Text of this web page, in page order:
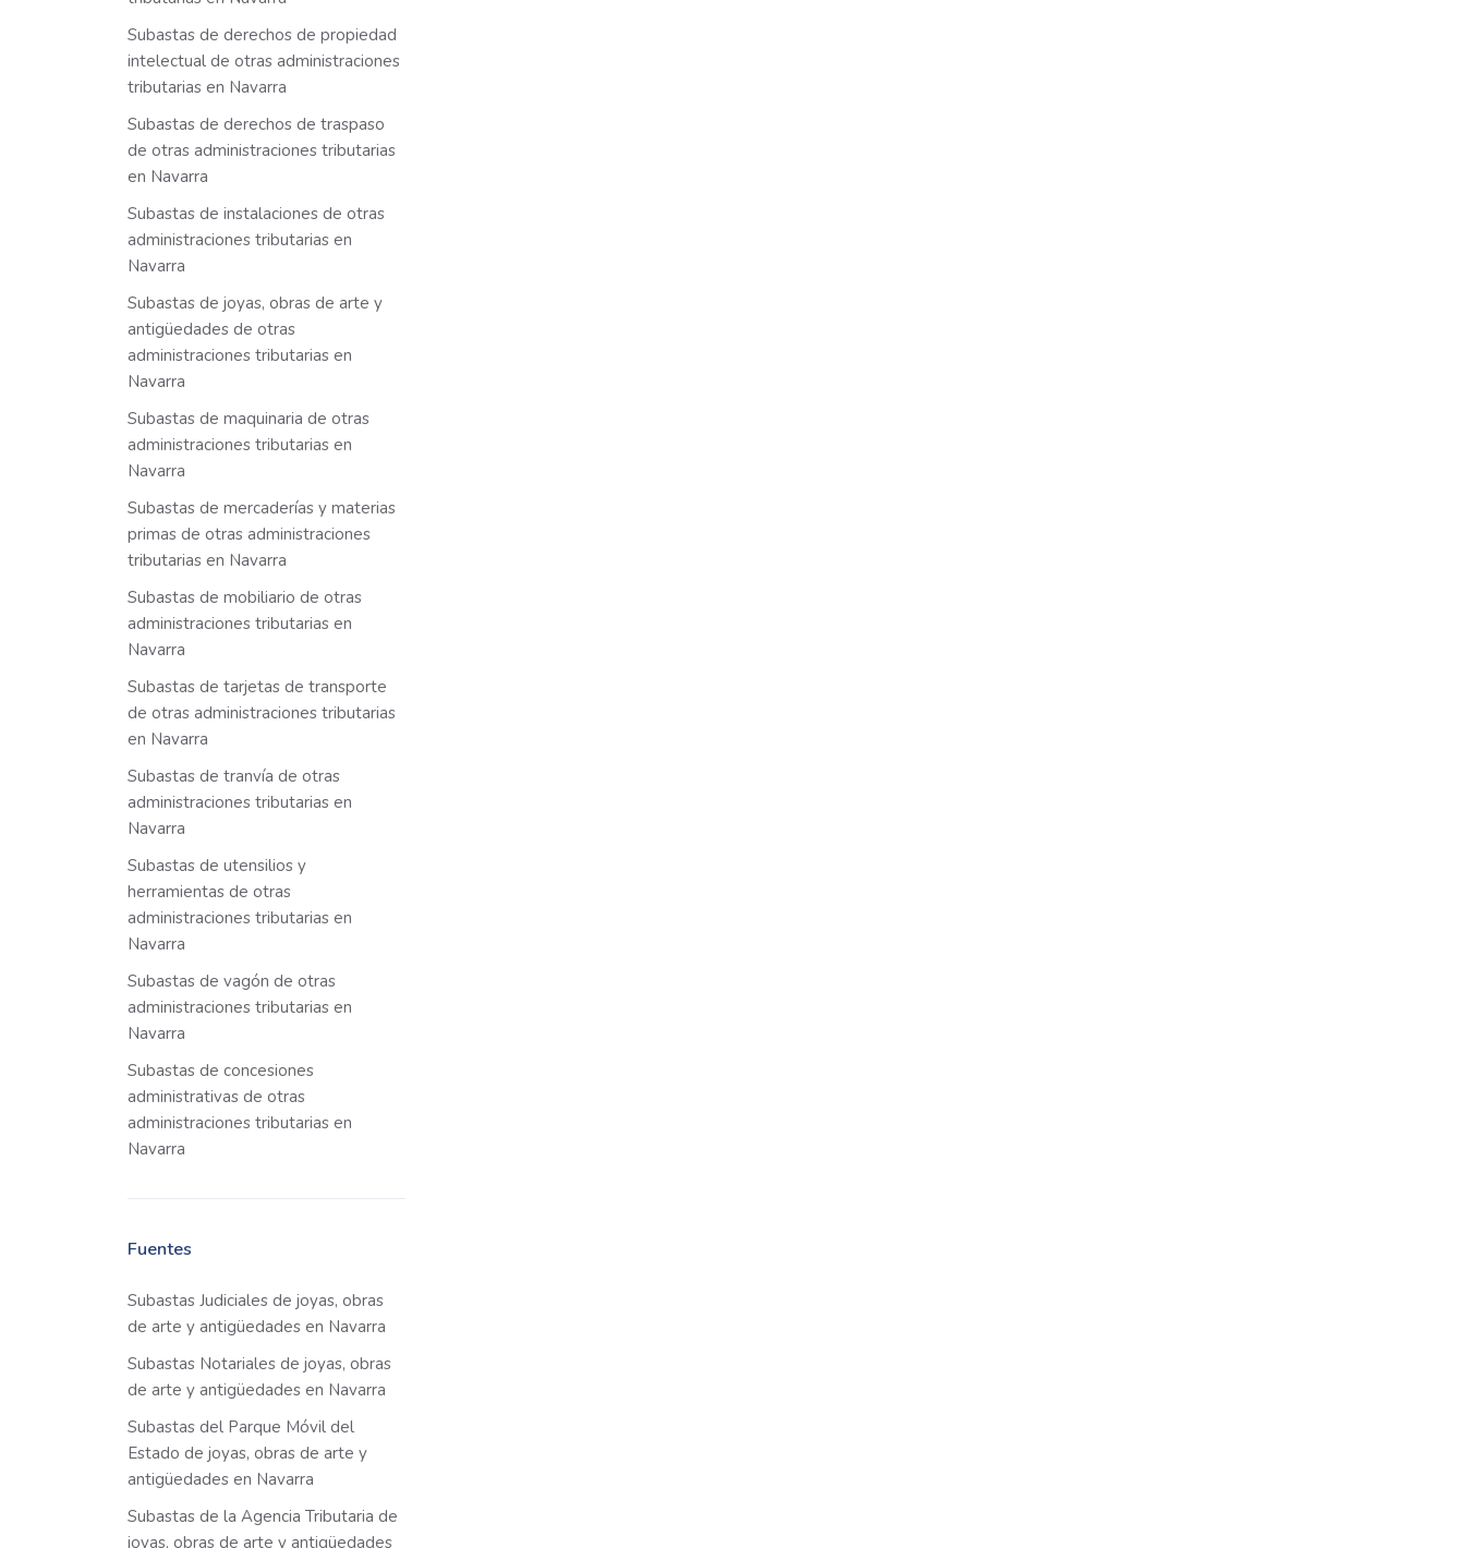
Subastas de derechos de propiedad
intelectual de otras administraciones
tributarias en Navarra
Subastas de derechos de traspaso
de otras administraciones tributarias
en Navarra
Subastas de instalaciones de otras
administraciones tributarias en
Navarra
Subastas de joyas, obras de arte y
antigüedades de otras
administraciones tributarias en
Navarra
Subastas de maquinaria de otras
administraciones tributarias en
Navarra
Subastas de mercaderías y materias
primas de otras administraciones
tributarias en Navarra
Subastas de mobiliario de otras
administraciones tributarias en
Navarra
Subastas de tarjetas de transporte
de otras administraciones tributarias
en Navarra
Subastas de tranvía de otras
administraciones tributarias en
Navarra
Subastas de utensilios y
herramientas de otras
administraciones tributarias en
Navarra
Subastas de vagón de otras
administraciones tributarias en
Navarra
Subastas de concesiones
administrativas de otras
administraciones tributarias en
Navarra
Fuentes
Subastas Judiciales de joyas, obras
de arte y antigüedades en Navarra
Subastas Notariales de joyas, obras
de arte y antigüedades en Navarra
Subastas del Parque Móvil del
Estado de joyas, obras de arte y
antigüedades en Navarra
Subastas de la Agencia Tributaria de
joyas, obras de arte y antigüedades